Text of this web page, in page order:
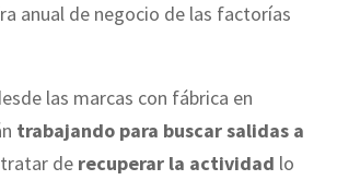
anual de negocio de las factorías
las marcas con fábrica en
trabajando para buscar salidas a
de recuperar la actividad lo